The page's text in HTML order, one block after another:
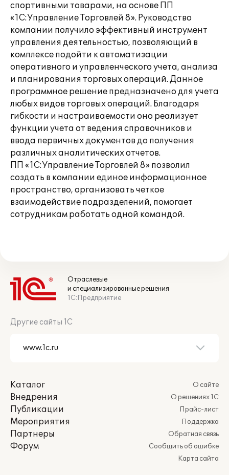
спортивными товарами, на основе ПП
«1С:Управление Торговлей 8». Руководство
компании получило эффективный инструмент
управления деятельностью, позволяющий в
комплексе подойти к автоматизации
оперативного и управленческого учета, анализа
и планирования торговых операций. Данное
программное решение предназначено для учета
любых видов торговых операций. Благодаря
гибкости и настраиваемости оно реализует
функции учета от ведения справочников и
ввода первичных документов до получения
различных аналитических отчетов.
ПП «1С:Управление Торговлей 8» позволил
создать в компании единое информационное
пространство, организовать четкое
взаимодействие подразделений, помогает
сотрудникам работать одной командой.
Отраслевые
и специализированные решения
1С:Предприятие
Другие сайты 1С
Каталог
Внедрения
Публикации
Мероприятия
Партнеры
Форум
О сайте
О решениях 1С
Прайс-лист
Поддержка
Обратная связь
Сообщить об ошибке
Карта сайта